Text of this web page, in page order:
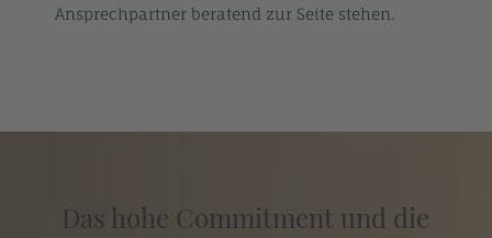
Ansprechpartner beratend zur Seite stehen.
Das hohe Commitment und die